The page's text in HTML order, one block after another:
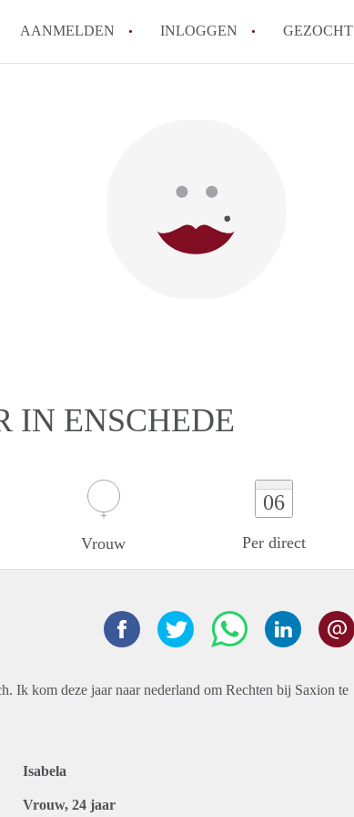
AANMELDEN INLOGGEN GEZOCHT
IN ENSCHEDE
Vrouw
06
Per direct
Ik kom deze jaar naar nederland om Rechten bij Saxion te
Isabela
Vrouw, 24 jaar